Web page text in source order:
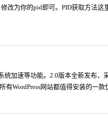
改为你的pid即可。PID获取方法这
统加速等功能。2.0版本全新发布，
WordPress网站都值得安装的一